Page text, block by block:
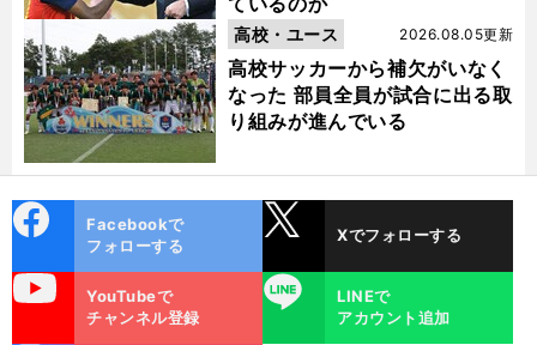
高校サッカーから補欠がいなく
なった 部員全員が試合に出る取
り組みが進んでいる
2026.08.05更新
高校・ユース
ok
Facebookで
フォローする
Xでフォローする
YouTubeで
チャンネル登録
LINE
LINEで
アカウント追加